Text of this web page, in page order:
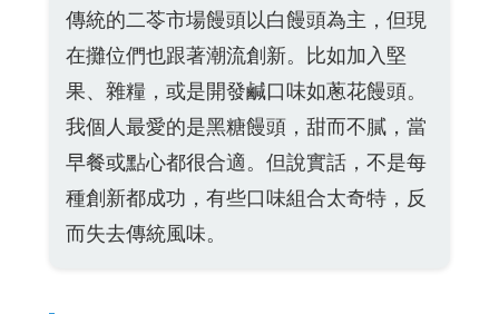
傳統的二苓市場饅頭以白饅頭為主，但現
在攤位們也跟著潮流創新。比如加入堅
果、雜糧，或是開發鹹口味如蔥花饅頭。
我個人最愛的是黑糖饅頭，甜而不膩，當
早餐或點心都很合適。但說實話，不是每
種創新都成功，有些口味組合太奇特，反
而失去傳統風味。